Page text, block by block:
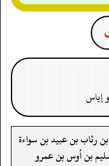
إياس
رئاب بن عبيد بن سواءة
بن أوس بن عمرو